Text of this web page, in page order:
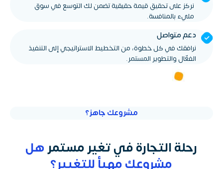
نركز على تحقيق قيمة حقيقية تضمن لك التوسع في سوق
مليء بالمنافسة.
دعم متواصل
نرافقك في كل خطوة، من التخطيط الاستراتيجي إلى التنفيذ
الفعّال والتطوير المستمر.
مشروعك جاهز؟
رحلة التجارة في تغير مستمرهل
مشروعك مهيأ للتغيير؟